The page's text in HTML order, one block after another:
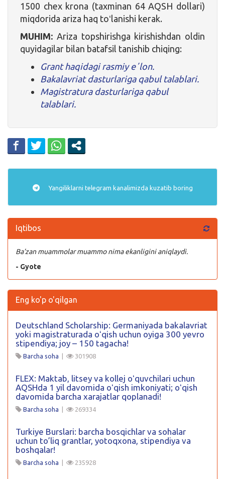
1500 chex krona (taxminan 64 AQSH dollari)
miqdorida ariza haq toʻlanishi kerak.
MUHIM: Ariza topshirishga kirishishdan oldin
quyidagilar bilan batafsil tanishib chiqing:
Grant haqidagi rasmiy eʼlon.
Bakalavriat dasturlariga qabul talablari.
Magistratura dasturlariga qabul
talablari.
Yangiliklarni telegram kanalimizda kuzatib boring
Iqtibos
Ba’zan muammolar muammo nima ekanligini aniqlaydi.
- Gyote
Eng ko'p o'qilgan
Deutschland Scholarship: Germaniyada bakalavriat
yoki magistraturada oʻqish uchun oyiga 300 yevro
stipendiya; joy – 150 tagacha!
Barcha soha | 301908
FLEX: Maktab, litsey va kollej oʻquvchilari uchun
AQSHda 1 yil davomida oʻqish imkoniyati; oʻqish
davomida barcha xarajatlar qoplanadi!
Barcha soha | 269334
Turkiye Burslari: barcha bosqichlar va sohalar
uchun to’liq grantlar, yotoqxona, stipendiya va
boshqalar!
Barcha soha | 235928